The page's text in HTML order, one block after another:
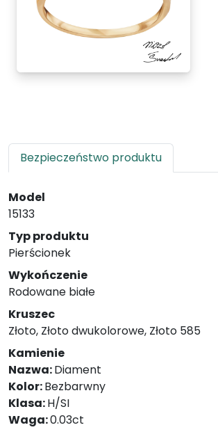
Bezpieczeństwo produktu
Model
15133
Typ produktu
Pierścionek
Wykończenie
Rodowane białe
Kruszec
Złoto, Złoto dwukolorowe, Złoto 585
Kamienie
Nazwa:Diament
Kolor:Bezbarwny
Klasa:H/SI
Waga:0.03ct